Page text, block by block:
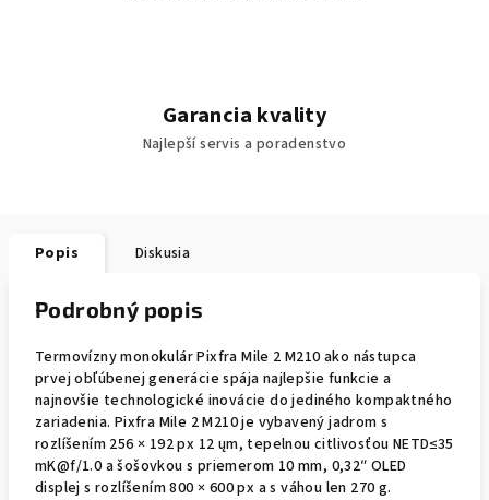
Garancia kvality
Najlepší servis a poradenstvo
Popis Diskusia
Podrobný popis
Termovízny monokulár Pixfra Mile 2 M210 ako nástupca
prvej obľúbenej generácie spája najlepšie funkcie a
najnovšie technologické inovácie do jediného kompaktného
zariadenia. Pixfra Mile 2 M210 je vybavený jadrom s
rozlíšením 256 × 192 px 12 ųm, tepelnou citlivosťou NETD≤35
mK@f/1.0 a šošovkou s priemerom 10 mm, 0,32″ OLED
displej s rozlíšením 800 × 600 px a s váhou len 270 g.